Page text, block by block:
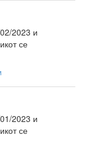
2023 и
се
2023 и
се